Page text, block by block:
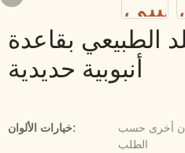
الطبيعي بقاعدة
أنبوبية حديدية
خيارات الألوان:
أخرى حسب
الطلب